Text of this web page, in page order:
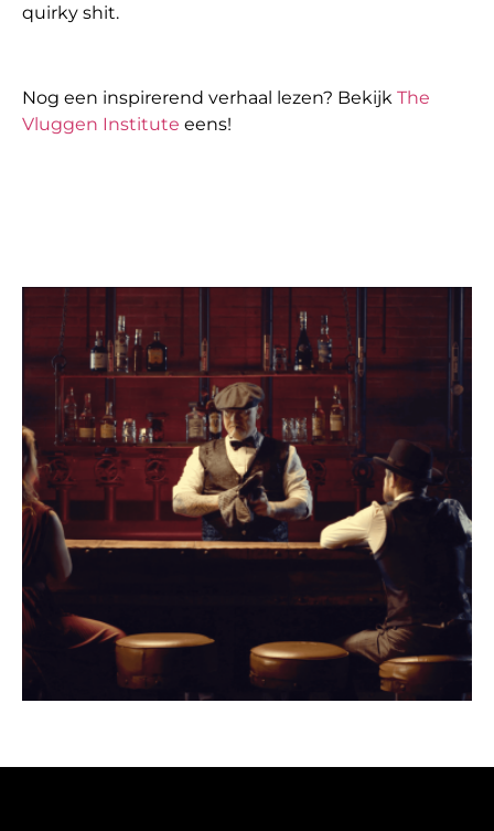
quirky shit.
Nog een inspirerend verhaal lezen? Bekijk The
Vluggen Institute eens!